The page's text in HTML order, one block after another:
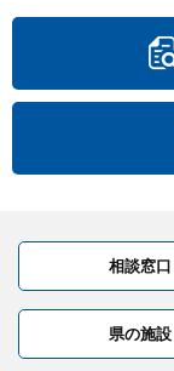
相談窓口
県の施設